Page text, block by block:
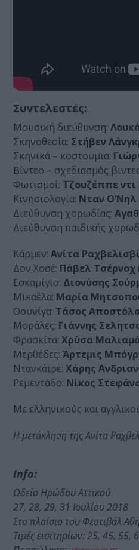
Συντελεστές:
Μουσική διεύθυνση:
Σκηνοθεσία: Στήβεν
Σκηνικά – κοστούμια:
Βίντεο – σχεδιασμός
Φωτισμοί: Τζουζέππε ντι
Κινησιολογία: Nταν
Διεύθυνση χορωδίας:
Διεύθυνση παιδικής
Κάρμεν: Ανίτα
Δον Χοσέ: Πάβελ Τσέρνοχ
Εσκαμίγιο: Διονύσης
Μικαέλα: Μαρία
Θουνίγα: Τάσος
Μοράλες: Γιάννης
Φρασκίτα: Χρύσα
Μερθέδες: Άρτεμις
Ντανκάιρε: Χάρης
Ρεμεντάδο: Νίκος
Με ελληνικούς και
H μετάκληση της Ανίτα
Info:
Ωδείο Ηρώδου Αττικού
27, 28, 29, 31 Ιουλίου 2018
Στο πλαίσιο του Φεστιβάλ
Τιμές εισιτηρίων: 25, 45,